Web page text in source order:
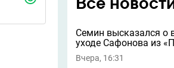
Семин высказался о
уходе Сафонова из
Вчера, 16:31